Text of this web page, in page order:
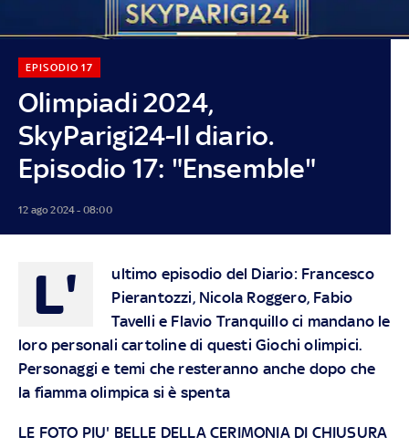
Olimpiadi 2024,
SkyParigi24-Il diario.
Episodio 17: "Ensemble"
EPISODIO 17
12 ago 2024 - 08:00
L'
ultimo episodio del Diario: Francesco
Pierantozzi, Nicola Roggero, Fabio
Tavelli e Flavio Tranquillo ci mandano le
loro personali cartoline di questi Giochi olimpici.
Personaggi e temi che resteranno anche dopo che
la fiamma olimpica si è spenta
LE FOTO PIU' BELLE DELLA CERIMONIA DI CHIUSURA